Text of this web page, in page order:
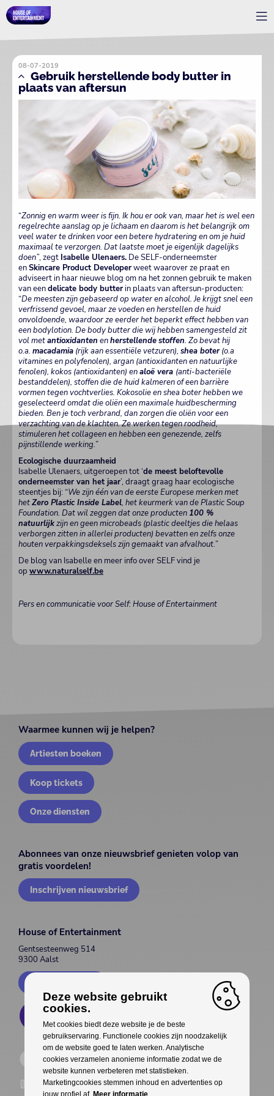
08-07-2019
Gebruik herstellende body butter in
plaats van aftersun
“Zonnig en warm weer is fijn. Ik hou er ook van, maar het is wel een
regelrechte aanslag op je lichaam en daarom is het belangrijk om
veel water te drinken voor een betere hydratering en om je huid
maximaal te verzorgen. Dat laatste moet je eigenlijk dagelijks
doen”, zegt Isabelle Ulenaers. De SELF-onderneemster
enSkincare Product Developerweet waarover ze praat en
adviseert in haar nieuwe blog om na het zonnen gebruik te maken
van eendelicate body butterin plaats van aftersun-producten:
“De meesten zijn gebaseerd op water en alcohol. Je krijgt snel een
verfrissend gevoel, maar ze voeden en herstellen de huid
onvoldoende, waardoor ze eerder het beperkt effect hebben van
een bodylotion. De body butter die wij hebben samengesteld zit
vol metantioxidanten enherstellendestoffen. Zo bevat hij
o.a. macadamia (rijk aan essentiële vetzuren), shea boter(o.a
vitamines en polyfenolen), argan (antioxidanten en natuurlijke
fenolen), kokos (antioxidanten) enaloë vera (anti-bacteriële
bestanddelen), stoffen die de huid kalmeren of een barrière
vormen tegen vochtverlies. Kokosolie en shea boter hebben we
geselecteerd omdat die oliën een maximale huidbescherming
bieden. Ben je toch verbrand, dan zorgen die oliën voor een
verzachting van de klachten. Ze werken tegen roodheid,
stimuleren het collageen en hebben een genezende, zelfs
pijnstillende werking.”
Ecologische duurzaamheid
Isabelle Ulenaers, uitgeroepen tot ‘de meest beloftevolle
onderneemster van het jaar’, draagt graag haar ecologische
steentjes bij: “We zijn één van de eerste Europese merken met
hetZero Plastic Inside Label, het keurmerk van de Plastic Soup
Foundation. Dat wil zeggen dat onze producten 100 %
natuurlijkzijn en geen microbeads (plastic deeltjes die helaas
verborgen zitten in allerlei producten) bevatten en zelfs onze
houten verpakkingsdeksels zijn gemaakt van afvalhout.”
De blog van Isabelle en meer info over SELF vind je
op www.naturalself.be
Pers en communicatie voor Self: House of Entertainment
Waarmee kunnen wij je helpen?
Artiesten boeken
Koop tickets
Onze diensten
Abonnees van onze nieuwsbrief genieten volop van
gratis voordelen!
Inschrijven nieuwsbrief
House of Entertainment
Gentsesteenweg 514
9300 Aalst
Deze website gebruikt
cookies.
Met cookies biedt deze website je de beste
gebruikservaring. Functionele cookies zijn noodzakelijk
om de website goed te laten werken. Analytische
cookies verzamelen anonieme informatie zodat we de
website kunnen verbeteren met statistieken.
Marketingcookies stemmen inhoud en advertenties op
jouw profiel af. Meer informatie